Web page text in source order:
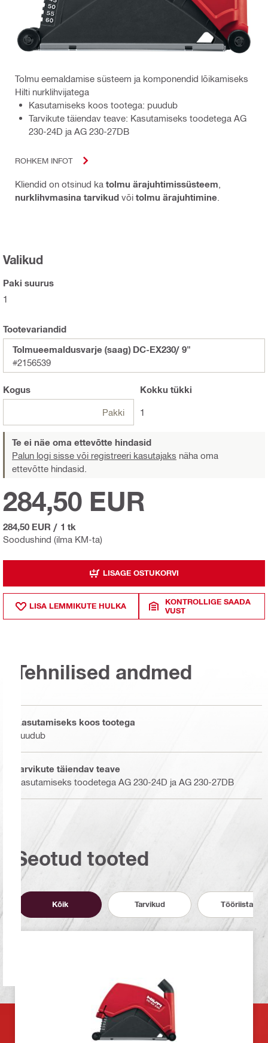
Tolmu eemaldamise süsteem ja komponendid lõikamiseks
Hilti nurklihvijatega
Kasutamiseks koos tootega: puudub
Tarvikute täiendav teave: Kasutamiseks toodetega AG
230-24D ja AG 230-27DB
ROHKEM INFOT
Kliendid on otsinud ka tolmu ärajuhtimissüsteem
nurklihvmasina tarvikud või tolmu ärajuhtimine
Valikud
Paki suurus
1
Tootevariandid
Tolmueemaldusvarje (saag) DC-EX230/ 9"
#2156539
Kogus
Pakki
Kokku tükki
1
Te ei näe oma ettevõtte hindasid
Palun logi sisse või registreeri kasutajaks näha oma
ettevõtte hindasid.
Soodushind (ilma KM-ta)
284,50 EUR
284,50 EUR / 1 tk
LISAGE OSTUKORVI
LISA LEMMIKUTE HULKA
KONTROLLIGE SAADA
VUST
Tehnilised andmed
Kasutamiseks koos tootega
puudub
Tarvikute täiendav teave
Kasutamiseks toodetega AG 230-24D ja AG 230-27DB
Seotud tooted
Kõik Tarvikud Tööriistad